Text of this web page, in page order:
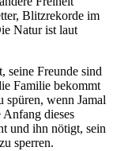
Blitzrekorde im
Natur ist laut
seine Freunde sind
Familie bekommt
spüren, wenn Jamal
dieses
und ihn nötigt, sein
sperren.